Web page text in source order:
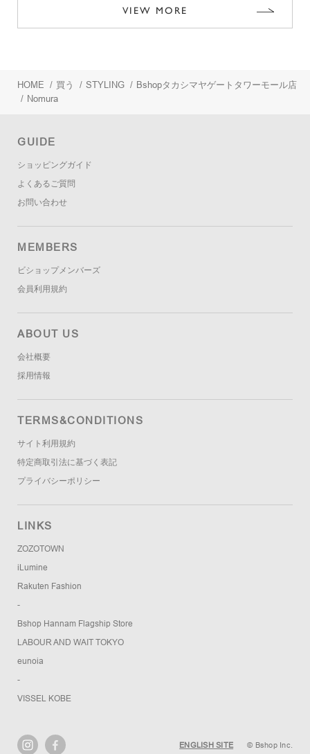
VIEW MORE
HOME / 買う / STYLING / Bshopタカシマヤゲートタワーモール店
/ Nomura
GUIDE
ショッピングガイド
よくあるご質問
お問い合わせ
MEMBERS
ビショップメンバーズ
会員利用規約
ABOUT US
会社概要
採用情報
TERMS&CONDITIONS
サイト利用規約
特定商取引法に基づく表記
プライバシーポリシー
LINKS
ZOZOTOWN
iLumine
Rakuten Fashion
-
Bshop Hannam Flagship Store
LABOUR AND WAIT TOKYO
eunoia
-
VISSEL KOBE
ENGLISH SITE © Bshop Inc.